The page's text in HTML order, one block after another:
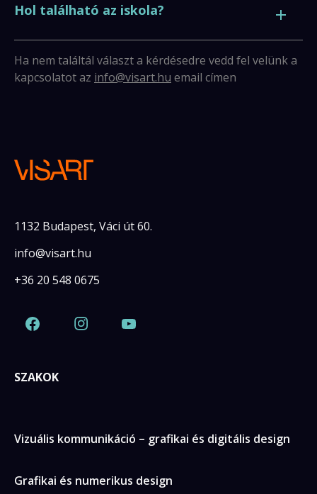
Hol található az iskola?
Ha nem találtál választ a kérdésedre vedd fel velünk a
kapcsolatot az info@visart.hu email címen
1132 Budapest, Váci út 60.
info@visart.hu
+36 20 548 0675
SZAKOK
Vizuális kommunikáció – grafikai és digitális design
Grafikai és numerikus design